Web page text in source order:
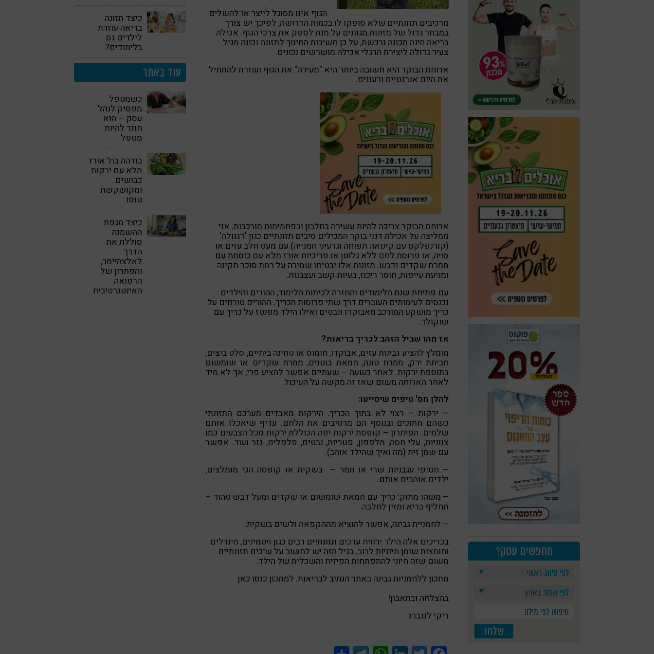
מחפשים עסק?
הגוף אינו מסוגל לייצר או להשלים
מרכיבים תזונתיים שלא סופקו לו בכמות הדרושה, לפיכך יש צורך
במבחר גדול של מזונות מגוונים על מנת לספק את צרכי הגוף. אכילה
בריאה הינה תכונה נרכשת, על כן חשיבות החינוך לתזונה נכונה מגיל
צעיר גדולה ליצירת הרגלי אכילה מושרשים נכונים.
ארוחת הבוקר היא חשובה ביותר היא "מעירה" את הגוף ועוזרת להתחיל
את היום אנרגטיים ורעננים.
ארוחת הבוקר צריכה להיות עשירה בחלבון ובפחמימות מורכבות. אני
ממליצה על אכילת דגני בוקר המכילים סיבים תזונתיים כגון 'דגנולה'
(קורנפלקס עם קינואה תפוחה וגרעיני חמנייה) עם מעט חלב עזים או
סויה, או פרוסת לחם ללא גלוטן או פריכיות אורז מלא עם כוסמת עם
ממרח שקדים ודבש. מזונות אלו יבטיחו שמירה על רמת סוכר תקינה
ומניעת עייפות, חוסר ריכוז, בעיות קשב ועצבנות.
עם פתיחת שנת הלימודים והחזרה לכיתות הלימוד, ההורים והילדים
נכנסים לעימותים העוברים דרך שתי פרוסות הכריך. ההורים טורחים על
כריך מושקע המורכב מאבוקדו ונבטים ואילו הילד מפנטז על כריך עם
שוקולד.
אז מהו שביל הזהב לכריך בריאות?
מומלץ להציע גבינות עזים, אבוקדו, חומוס או טחינה ביתיים, סלט ביצים,
חביתת ירק, ממרח טונה, חמאת בוטנים, ממרח שקדים או שומשום
בתוספת ירקות. לאחר כשעה – שעתיים אפשר להציע פרי, אך לא מיד
לאחר הארוחה משום שאז זה מקשה על העיכול.
להלן מס' טיפים שיסייעו:
– ירקות – רצוי לא בתוך הכריך. הירקות מאבדים מערכם התזונתי
כשהם חתוכים ובנוסף הם מרטיבים את הלחם. עדיף שיאכלו אותם
שלמים. הפיתרון – קופסת ירקות יפה הכוללת ירקות מכל הצבעים כמו
צנוניות, עלי חסה, מלפפון, פטריות, נבטים, פלפלים, גזר ועוד. אפשר
עם שמן זית (מה ואיך שהילד אוהב).
– חטיפי עגבניות שרי או תמר – בשקית או קופסה הכי מומלצים,
ילדים אוהבים אותם.
– משהו מתוק: כריך עם חמאת שומשום או שקדים ומעל דבש טהור –
תחליף בריא ומזין לחלבה.
– לחמניית גבינה, אפשר להוציא מההקפאה ולשים בשקית.
בכריכים אלה הילד ירוויח ערכים תזונתיים רבים כגון ויטמינים, מינרלים
וחומצות שומן חיוניות לרוב. בגיל הזה יש לחשוב על ערכים תזונתיים
משום שזה חיוני להתפתחות הפיזית והשכלית של הילד.
מתכון ללחמניות גבינה באתר הנתיב לבריאות. למתכון כנסו כאן
בהצלחה ובתאבון!
ריקי לנגברג
כיצד תזונה
בריאה עוזרת
לילדים גם
בלימודים?
עוד באתר
כשמטפל
מפסיק לנהל
עסק – הוא
חוזר להיות
מטפל
בודהה בול אורז
מלא עם ירקות
כבושים
ומקושקשת
טופו
כיצד מגפת
ההשמנה
סוללת את
הדרך
לאלצהיימר,
והפתרון של
הרפואה
האינטגרטיבית